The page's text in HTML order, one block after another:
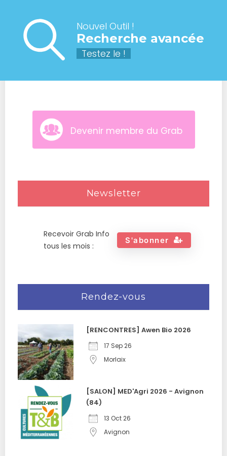
Nouvel Outil !
Recherche avancée
Testez le !
Devenir membre du Grab
Newsletter
Recevoir Grab Info
tous les mois :
S'abonner
Rendez-vous
[RENCONTRES] Awen Bio 2026
17 Sep 26
Morlaix
[SALON] MED'Agri 2026 - Avignon
(84)
13 Oct 26
Avignon